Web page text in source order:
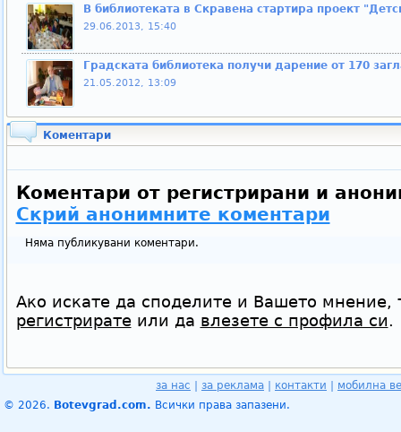
В библиотеката в Скравена стартира проект
29.06.2013, 15:40
Градската библиотека получи дарение от 170
21.05.2012, 13:09
Коментари
Коментари от регистрирани и
Скрий анонимните коментари
Няма публикувани коментари.
Ако искате да споделите и Вашето мнение,
регистриратеили да влезете с профила си.
за нас за реклама контакти
мобилна
© 2026. Botevgrad.com. Всички права запазени.